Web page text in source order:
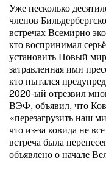
Уже несколько
членов
встречах Всемирно
кто воспринимал
установить Новый
затравленная ими
кто пытался
2020-ый отрезвил
ВЭФ, объявил, что
«перезагрузить наш
что из-за ковида не
встреча была
объявлено о начале